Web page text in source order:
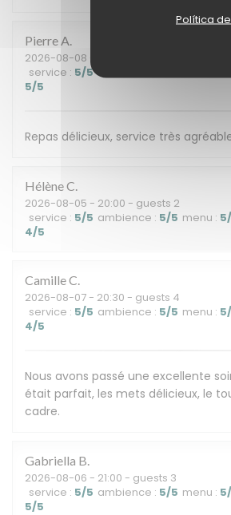
Política
Pierre A
2026-08-08
service : 5/5 ambience
5/5
Repas délicieux, service très
HélèneC
2026-08-05 - 20:00 - guests 2
service : 5/5 ambience : 5/5 menu : 5
4/5
CamilleC
2026-08-07 - 20:30 - guests 4
service : 5/5 ambience : 5/5 menu : 5
4/5
Nous avons passé une excellente
était parfait, les mets délicieux, le
cadre.
Gabriella B
2026-08-06 - 21:00 - guests 3
service : 5/5 ambience : 5/5 menu : 5
5/5